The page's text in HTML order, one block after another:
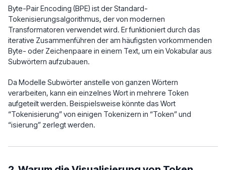
Byte-Pair Encoding (BPE) ist der Standard-
Tokenisierungsalgorithmus, der von modernen
Transformatoren verwendet wird. Er funktioniert durch das
iterative Zusammenführen der am häufigsten vorkommenden
Byte- oder Zeichenpaare in einem Text, um ein Vokabular aus
Subwörtern aufzubauen.
Da Modelle Subwörter anstelle von ganzen Wörtern
verarbeiten, kann ein einzelnes Wort in mehrere Token
aufgeteilt werden. Beispielsweise könnte das Wort
“Tokenisierung” von einigen Tokenizern in “Token” und
“isierung” zerlegt werden.